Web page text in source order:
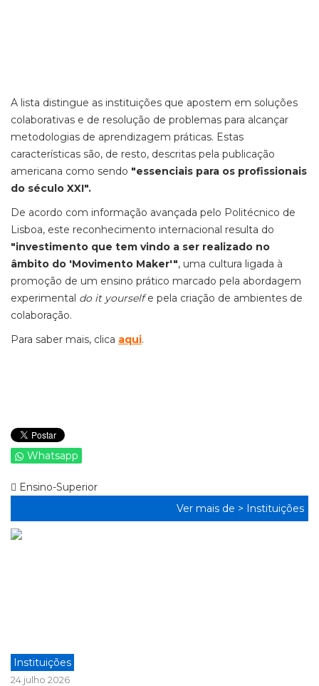
A lista distingue as instituições que apostem em soluções
colaborativas e de resolução de problemas para alcançar
metodologias de aprendizagem práticas. Estas
características são, de resto, descritas pela publicação
americana como sendo "essenciais para os profissionais
do século XXI".
De acordo com informação avançada pelo Politécnico de
Lisboa, este reconhecimento internacional resulta do
"investimento que tem vindo a ser realizado no
âmbito do 'Movimento Maker'", uma cultura ligada à
promoção de um ensino prático marcado pela abordagem
experimental do it yourselfe pela criação de ambientes de
colaboração.
Para saber mais, clica aqui.
Whatsapp
Ensino-Superior
Ver mais de > Instituições
Instituições
24 julho 2026